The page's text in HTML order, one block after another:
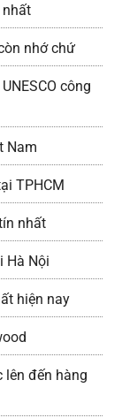
nhất
nhớ chứ
công
Nam
TPHCM
nhất
Hà Nội
hiện nay
lên đến hàng